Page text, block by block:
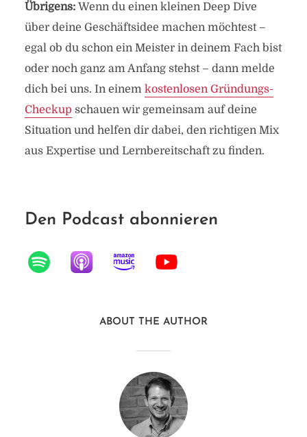
Übrigens:Wenn du einen kleinen Deep Dive
über deine Geschäftsidee machen möchtest –
egal ob du schon ein Meister in deinem Fach bist
oder noch ganz am Anfang stehst – dann melde
dich bei uns. In einem kostenlosen Gründungs-
Checkupschauen wir gemeinsam auf deine
Situation und helfen dir dabei, den richtigen Mix
aus Expertise und Lernbereitschaft zu finden.
Den Podcast abonnieren
ABOUT THE AUTHOR